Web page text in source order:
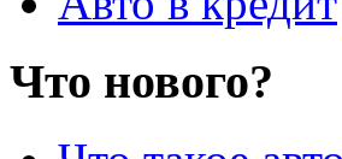
Что нового?